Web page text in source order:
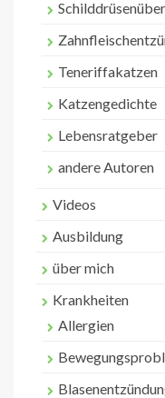
Teneriffakatzen
Katzengedichte
Lebensratgeber
andere Autoren
Videos
Ausbildung
über mich
Krankheiten
Allergien